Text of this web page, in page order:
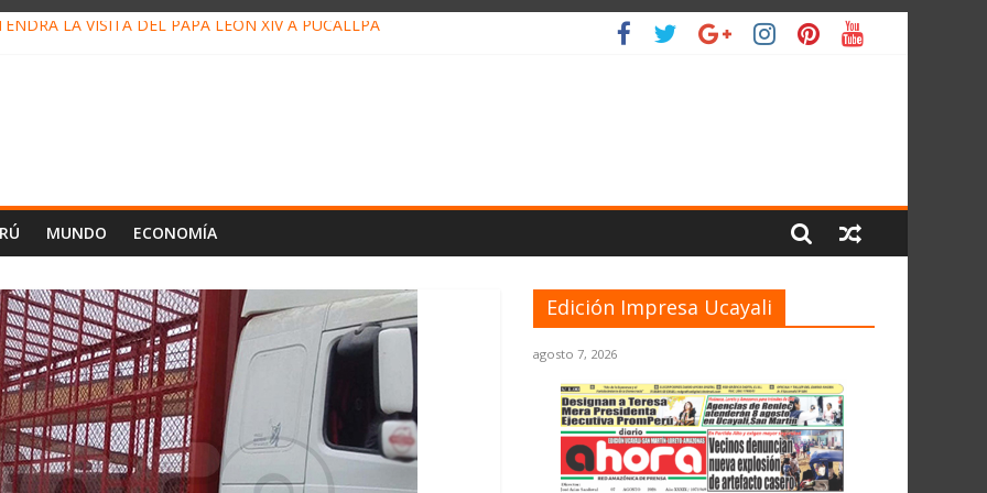
LA VISITA DEL PAPA LEÓN XIV A PUCALLPA
MUNDO ECONOMÍA
Edición Impresa Ucayali
agosto 7, 2026